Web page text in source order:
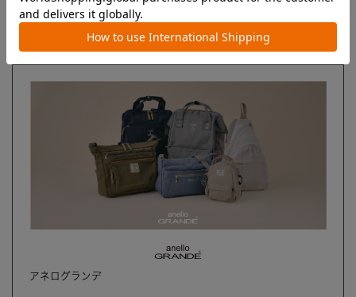
アネログランデ